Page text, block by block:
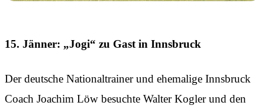
15. Jänner: „Jogi“ zu Gast in Innsbruck
Der deutsche Nationaltrainer und ehemalige Innsbruck
Coach Joachim Löw besuchte Walter Kogler und den